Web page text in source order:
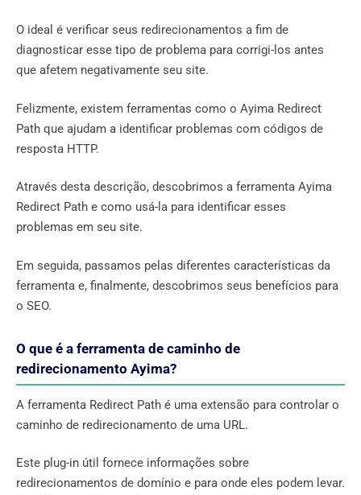
O ideal é verificar seus redirecionamentos a fim de
diagnosticar esse tipo de problema para corrigi-los antes
que afetem negativamente seu site.
Felizmente, existem ferramentas como o Ayima Redirect
Path que ajudam a identificar problemas com códigos de
resposta HTTP.
Através desta descrição, descobrimos a ferramenta Ayima
Redirect Path e como usá-la para identificar esses
problemas em seu site.
Em seguida, passamos pelas diferentes características da
ferramenta e, finalmente, descobrimos seus benefícios para
o SEO.
O que é a ferramenta de caminho de
redirecionamento Ayima?
A ferramenta Redirect Path é uma extensão para controlar o
caminho de redirecionamento de uma URL.
Este plug-in útil fornece informações sobre
redirecionamentos de domínio e para onde eles podem levar.